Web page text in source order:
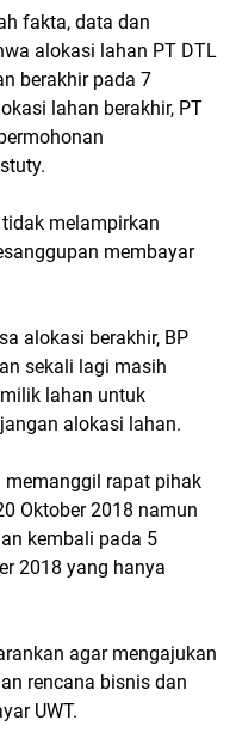
fakta, data dan
alokasi lahan PT DTL
berakhir pada 7
lahan berakhir, PT
melampirkan
membayar
alokasi berakhir, BP
sekali lagi masih
lahan untuk
alokasi lahan.
memanggil rapat pihak
Oktober 2018 namun
kembali pada 5
2018 yang hanya
agar mengajukan
rencana bisnis dan
UWT.